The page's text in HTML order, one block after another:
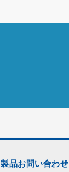
製品お問い合わせ